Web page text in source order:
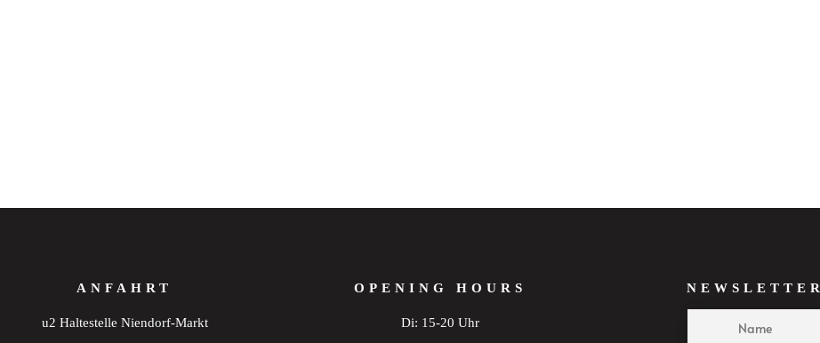
ANFAHRT
u2 Haltestelle Niendorf-Markt
OPENING HOURS
Di: 15-20 Uhr
NEWSLETTER